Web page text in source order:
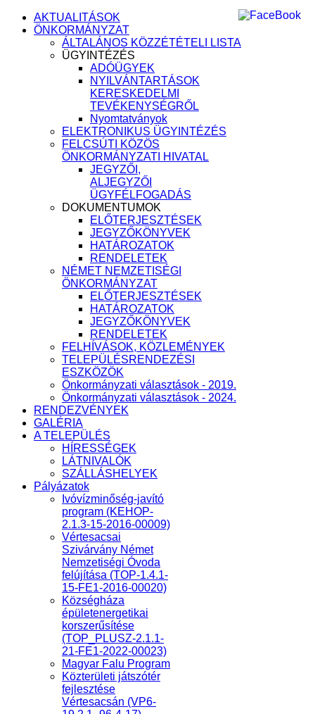
AKTUALITÁSOK
ÖNKORMÁNYZAT
ÁLTALÁNOS KÖZZÉTÉTELI LISTA
ÜGYINTÉZÉS
ADÓÜGYEK
NYILVÁNTARTÁSOK
KERESKEDELMI
TEVÉKENYSÉGRŐL
Nyomtatványok
ELEKTRONIKUS ÜGYINTÉZÉS
FELCSÚTI KÖZÖS
ÖNKORMÁNYZATI HIVATAL
JEGYZŐI,
ALJEGYZŐI
ÜGYFÉLFOGADÁS
DOKUMENTUMOK
ELŐTERJESZTÉSEK
JEGYZŐKÖNYVEK
HATÁROZATOK
RENDELETEK
NÉMET NEMZETISÉGI
ÖNKORMÁNYZAT
ELŐTERJESZTÉSEK
HATÁROZATOK
JEGYZŐKÖNYVEK
RENDELETEK
FELHÍVÁSOK, KÖZLEMÉNYEK
TELEPÜLÉSRENDEZÉSI
ESZKÖZÖK
Önkormányzati választások - 2019.
Önkormányzati választások - 2024.
RENDEZVÉNYEK
GALÉRIA
A TELEPÜLÉS
HÍRESSÉGEK
LÁTNIVALÓK
SZÁLLÁSHELYEK
Pályázatok
Ivóvízminőség-javító
program (KEHOP-
2.1.3-15-2016-00009)
Vértesacsai
Szivárvány Német
Nemzetiségi Óvoda
felújítása (TOP-1.4.1-
15-FE1-2016-00020)
Községháza
épületenergetikai
korszerűsítése
(TOP_PLUSZ-2.1.1-
21-FE1-2022-00023)
Magyar Falu Program
Közterületi játszótér
fejlesztése
Vértesacsán (VP6-